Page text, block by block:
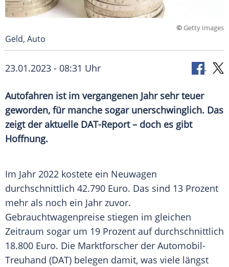
©Getty Images
Geld, Auto
23.01.2023 - 08:31 Uhr
Autofahren ist im vergangenen Jahr sehr teuer
geworden, für manche sogar unerschwinglich. Das
zeigt der aktuelle DAT-Report – doch es gibt
Hoffnung.
Im Jahr 2022 kostete ein Neuwagen
durchschnittlich 42.790 Euro. Das sind 13 Prozent
mehr als noch ein Jahr zuvor.
Gebrauchtwagenpreise stiegen im gleichen
Zeitraum sogar um 19 Prozent auf durchschnittlich
18.800 Euro. Die Marktforscher der Automobil-
Treuhand (DAT) belegen damit, was viele längst